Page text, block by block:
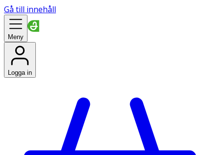
Gå till innehåll
Meny
Logga in